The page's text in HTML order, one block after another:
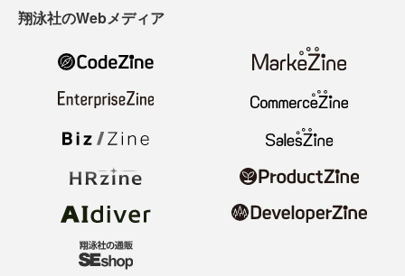
翔泳社のWebメディア